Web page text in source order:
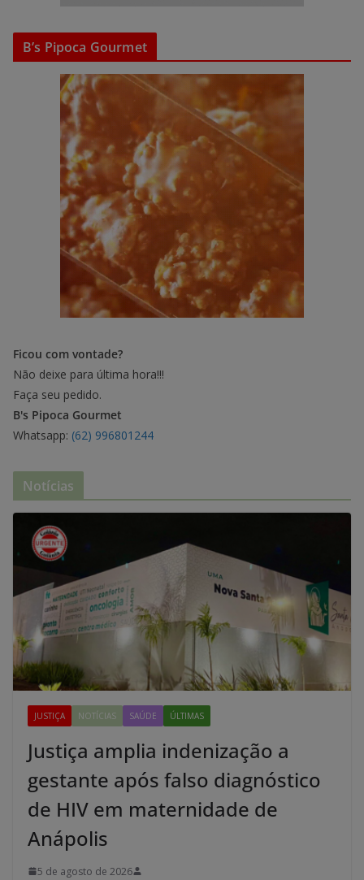
B’s Pipoca Gourmet
Ficou com vontade?
Não deixe para última hora!!!
Faça seu pedido.
B's Pipoca Gourmet
Whatsapp: (62) 996801244
Notícias
JUSTIÇA NOTÍCIAS SAÚDE ÚLTIMAS
Justiça amplia indenização a
gestante após falso diagnóstico
de HIV em maternidade de
Anápolis
5 de agosto de 2026